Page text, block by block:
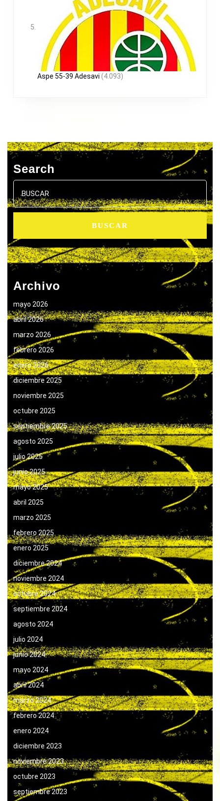
Aspe 55-39 Adesavi (4.093)
Search
Buscar:
Archivo
mayo 2026
abril 2026
marzo 2026
febrero 2026
enero 2026
diciembre 2025
noviembre 2025
octubre 2025
septiembre 2025
agosto 2025
julio 2025
junio 2025
mayo 2025
abril 2025
marzo 2025
febrero 2025
enero 2025
diciembre 2024
noviembre 2024
octubre 2024
septiembre 2024
agosto 2024
julio 2024
junio 2024
mayo 2024
abril 2024
marzo 2024
febrero 2024
enero 2024
diciembre 2023
noviembre 2023
octubre 2023
septiembre 2023